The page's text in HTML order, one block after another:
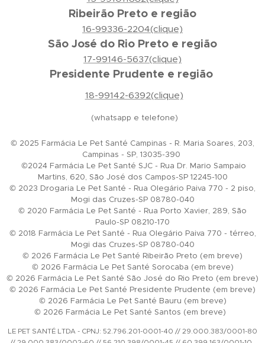
Ribeirão Preto e região
16-99336-2204(clique)
São José do Rio Preto e região
17-99146-5637(clique)
Presidente Prudente e região
18-99142-6392(clique)
(whatsapp e telefone)
© 2025 Farmácia Le Pet Santé Campinas - R. Maria Soares, 203,
Campinas - SP, 13035-390
©2024 Farmácia Le Pet Santé SJC - Rua Dr. Mario Sampaio
Martins, 620, São José dos Campos-SP 12245-100
© 2023 Drogaria Le Pet Santé - Rua Olegário Paiva 770 - 2 piso,
Mogi das Cruzes-SP 08780-040
© 2020 Farmácia Le Pet Santé - Rua Porto Xavier, 289, São
Paulo-SP 08210-170
© 2018 Farmácia Le Pet Santé - Rua Olegário Paiva 770 - térreo,
Mogi das Cruzes-SP 08780-040
© 2026 Farmácia Le Pet Santé Ribeirão Preto (em breve)
© 2026 Farmácia Le Pet Santé Sorocaba (em breve)
© 2026 Farmácia Le Pet Santé São José do Rio Preto (em breve)
© 2026 Farmácia Le Pet Santé Presidente Prudente (em breve)
© 2026 Farmácia Le Pet Santé Bauru (em breve)
© 2026 Farmácia Le Pet Santé Santos (em breve)
LE PET SANTÉ LTDA - CPNJ: 52.796.201-0001-40 // 29.000.383/0001-80